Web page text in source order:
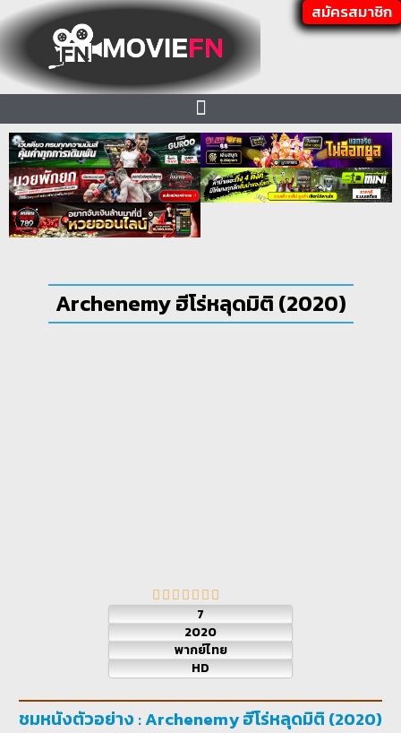
สมัครสมาชิก
Archenemy ฮีโร่หลุดมิติ (2020)
7
2020
พากย์ไทย
HD
ชมหนังตัวอย่าง : Archenemy ฮีโร่หลุดมิติ (2020)